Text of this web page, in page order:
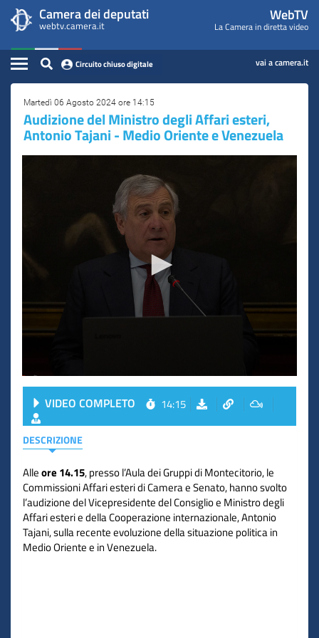
contenuto
principale
WebTV
Camera
dei
Deputati
menu
di
navigazione
Camera dei deputati
webtv.camera.it
WebTV
La Camera in diretta video
Home
Assemblea
Presidente
Commissioni
Eventi
Circuito chiuso digitale
Circuito chiuso digitale vai a camera.it
Contenuto
Martedì 06 Agosto 2024 ore 14:15
Audizione del Ministro degli Affari esteri,
Antonio Tajani - Medio Oriente e Venezuela
VIDEO COMPLETO 14:15
DESCRIZIONE
Alleore 14.15, presso l’Aula dei Gruppi di Montecitorio, le
Commissioni Affari esteri di Camera e Senato, hanno svolto
l’audizione del Vicepresidente del Consiglio e Ministro degli
Affari esteri e della Cooperazione internazionale, Antonio
Tajani, sulla recente evoluzione della situazione politica in
Medio Oriente e in Venezuela.